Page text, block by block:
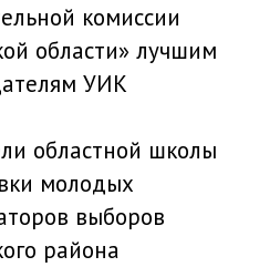
комиссии
области» лучшим
УИК
областной школы
молодых
выборов
района